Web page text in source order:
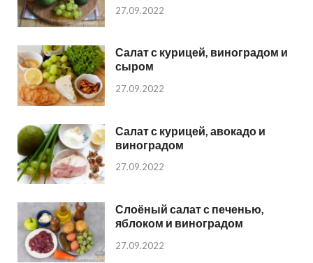
27.09.2022
Салат с курицей, виноградом и
сыром
27.09.2022
Салат с курицей, авокадо и
виноградом
27.09.2022
Слоёный салат с печенью,
яблоком и виноградом
27.09.2022